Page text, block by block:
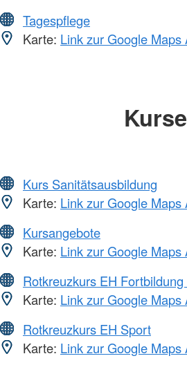
Tagespflege
Karte: Link zur Google Maps
Kurse
Kurs Sanitätsausbildung
Karte: Link zur Google Maps
Kursangebote
Karte: Link zur Google Maps
Rotkreuzkurs EH Fortbildung
Karte: Link zur Google Maps
Rotkreuzkurs EH Sport
Karte: Link zur Google Maps